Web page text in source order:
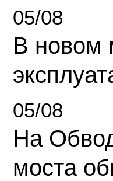
05/08
В новом
05/08
На
моста